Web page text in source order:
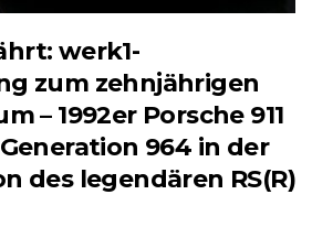
werk1-
zum zehnjährigen
– 1992er Porsche 911
964 in der
des legendären RS(R)